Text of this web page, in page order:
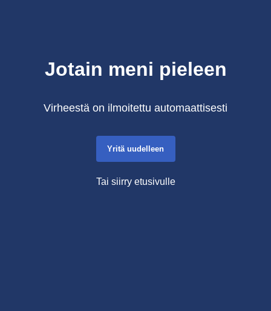
Jotain meni pieleen
Virheestä on ilmoitettu automaattisesti
Yritä uudelleen
Tai siirry etusivulle